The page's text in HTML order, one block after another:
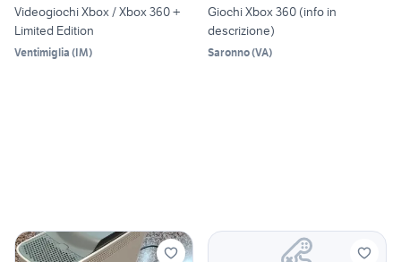
Videogiochi Xbox / Xbox 360 +
Limited Edition
Ventimiglia (IM)
Giochi Xbox 360 (info in
descrizione)
Saronno(VA)